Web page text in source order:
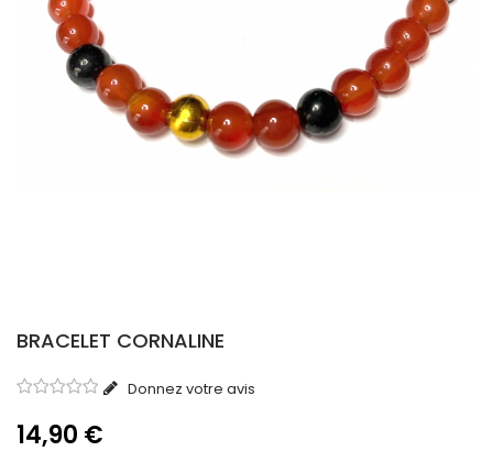
BRACELET CORNALINE
Donnez votre avis
14,90 €